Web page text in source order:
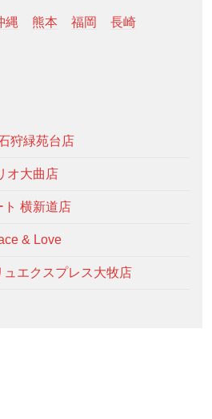
縄 熊本 福岡
長崎
狩緑苑台店
オ大曲店
ト 横新道店
& Love
ュエクスプレス大牧店